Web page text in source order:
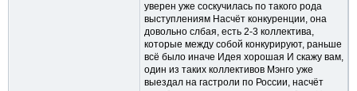
уверен уже соскучилась по такого рода
выступлениям Насчёт конкуренции, она
довольно слбая, есть 2-3 коллектива,
которые между собой конкурируют, раньше
всё было иначе Идея хорошая И скажу вам,
один из таких коллективов Мэнго уже
выездал на гастроли по России, насчёт